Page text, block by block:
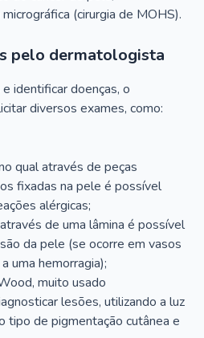
(cirurgia de MOHS).
pelo dermatologista
identificar doenças, o
diversos exames, como:
qual através de peças
fixadas na pele é possível
alérgicas;
de uma lâmina é possível
da pele (se ocorre em vasos
uma hemorragia);
muito usado
lesões, utilizando a luz
tipo de pigmentação cutânea e